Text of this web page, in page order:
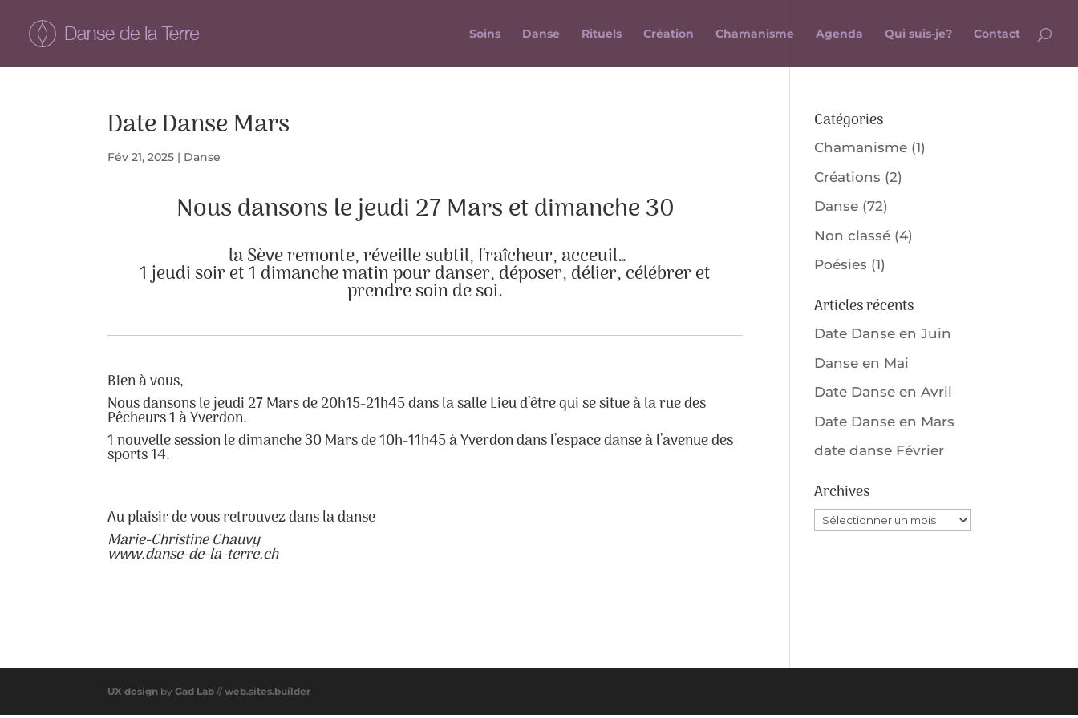
Soins Danse Rituels Création Chamanisme Agenda Qui suis-je? Contact
Date Danse Mars
Fév 21, 2025 | Danse
Nous dansons le jeudi 27 Mars et dimanche 30
la Sève remonte, réveille subtil, fraîcheur, acceuil…
1 jeudi soir et 1 dimanche matin pour danser, déposer, délier, célébrer et
prendre soin de soi.
Bien à vous,
Nous dansons le jeudi 27 Mars de 20h15-21h45 dans la salle Lieu d’être qui se situe à la rue des
Pêcheurs 1 à Yverdon.
1 nouvelle session le dimanche 30 Mars de 10h-11h45 à Yverdon dans l’espace danse à l’avenue des
sports 14.
Au plaisir de vous retrouvez dans la danse
Marie-Christine Chauvy
www.danse-de-la-terre.ch
Catégories
Chamanisme (1)
Créations (2)
Danse (72)
Non classé (4)
Poésies (1)
Articles récents
Date Danse en Juin
Danse en Mai
Date Danse en Avril
Date Danse en Mars
date danse Février
Archives
Archives
UX design byGad Lab //web.sites.builder